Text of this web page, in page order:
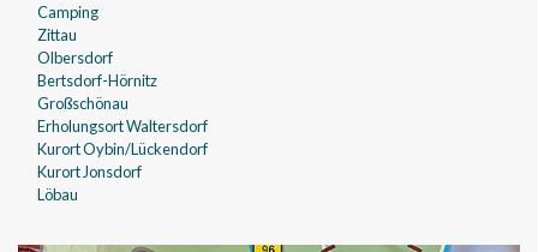
Camping
Zittau
Olbersdorf
Bertsdorf-Hörnitz
Großschönau
Erholungsort Waltersdorf
Kurort Oybin/Lückendorf
Kurort Jonsdorf
Löbau